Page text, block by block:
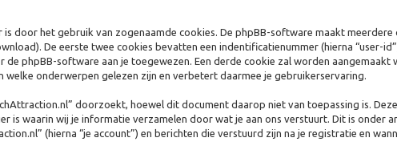
door het gebruik van zogenaamde cookies. De phpBB-software maakt meerdere
De eerste twee cookies bevatten een indentificatienummer (hierna “user-
de phpBB-software aan je toegewezen. Een derde cookie zal worden aangemaakt
onderwerpen gelezen zijn en verbetert daarmee je gebruikerservaring.
doorzoekt, hoewel dit document daarop niet van toepassing is.
is waarin wij je informatie verzamelen door wat je aan ons verstuurt. Dit is onder
(hierna “je account”) en berichten die verstuurd zijn na je registratie en